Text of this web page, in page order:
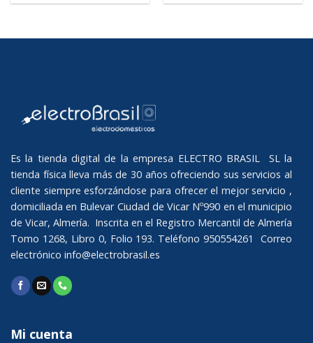
Es la tienda digital de la empresa ELECTRO BRASIL SL la
tienda física lleva más de 30 años ofreciendo sus servicios al
cliente siempre esforzándose para ofrecer el mejor servicio ,
domiciliada en Bulevar Ciudad de Vicar Nº990 en el municipio
de Vicar, Almería. Inscrita en el Registro Mercantil de Almería
Tomo 1268, Libro 0, Folio 193. Teléfono 950554261 Correo
electrónico info@electrobrasil.es
Mi cuenta